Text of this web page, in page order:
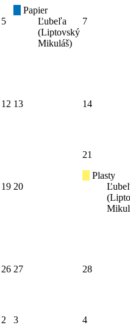
5
Papier
Ľubeľa
(Liptovský
Mikuláš)
7
12 13 14
19 20
21
Plasty
26 27 28
2 3
4